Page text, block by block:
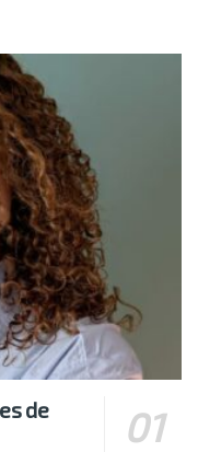
de